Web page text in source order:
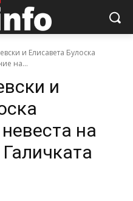
и Елисавета Булоска
на...
и
на